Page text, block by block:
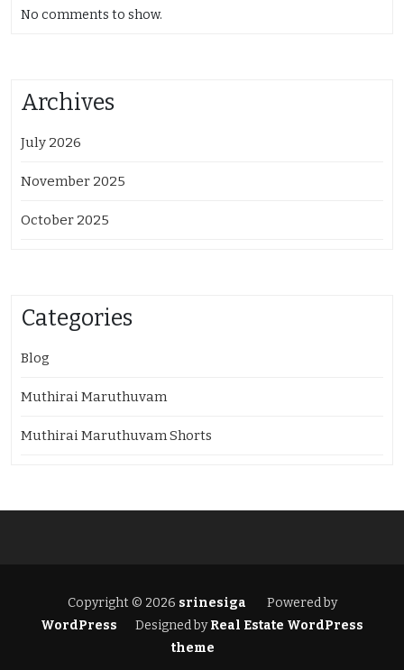
No comments to show.
Archives
July 2026
November 2025
October 2025
Categories
Blog
Muthirai Maruthuvam
Muthirai Maruthuvam Shorts
Copyright © 2026 srinesiga
Powered by
WordPress
Designed byReal Estate WordPress
theme